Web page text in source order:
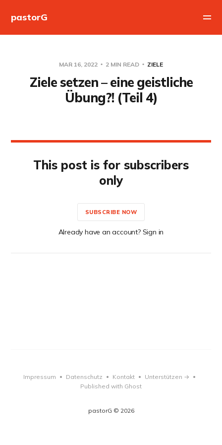
pastorG
MAR 16, 2022 2 MIN READ ZIELE
Ziele setzen – eine geistliche
Übung?! (Teil 4)
This post is for subscribers
only
SUBSCRIBE NOW
Already have an account? Sign in
pastorG © 2026
Impressum • Datenschutz • Kontakt • Unterstützen → •
Published with Ghost